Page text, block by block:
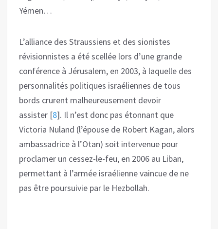
Yémen…
L’alliance des Straussiens et des sionistes
révisionnistes a été scellée lors d’une grande
conférence à Jérusalem, en 2003, à laquelle des
personnalités politiques israéliennes de tous
bords crurent malheureusement devoir
assister [8]. Il n’est donc pas étonnant que
Victoria Nuland (l’épouse de Robert Kagan, alors
ambassadrice à l’Otan) soit intervenue pour
proclamer un cessez-le-feu, en 2006 au Liban,
permettant à l’armée israélienne vaincue de ne
pas être poursuivie par le Hezbollah.